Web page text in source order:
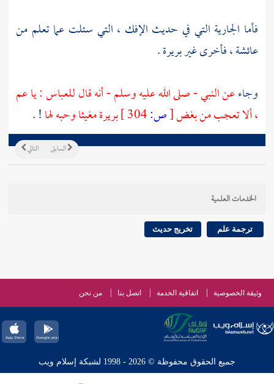
فأما الجارية التي في حديث الإفك ، التي سئلت عما تعلم من
عائشة، فأخرى غيربريرة.
وجاءعن النبي - صلى الله عليه وسلم - أنه قالللعباس: يا عم
، ألا تعجب من بغض[ص: بريرة مغيثا وحبه لها! .
التالي السابق
الخدمات العلمية
ترجمة علم تخريج حديث
وثيقة الخصوصية اتفاقية الخدمة اتصل بنا من نحن
جميع الحقوق محفوظة © 2026 - 1998 لشبكة إسلام ويب